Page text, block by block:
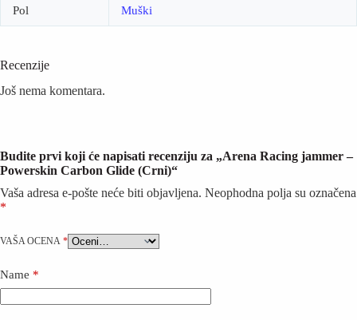
Pol Muški
Recenzije
Još nema komentara.
Budite prvi koji će napisati recenziju za „Arena Racing jammer –
Powerskin Carbon Glide (Crni)“
Vaša adresa e-pošte neće biti objavljena. Neophodna polja su označena
*
VAŠA OCENA *
Name *